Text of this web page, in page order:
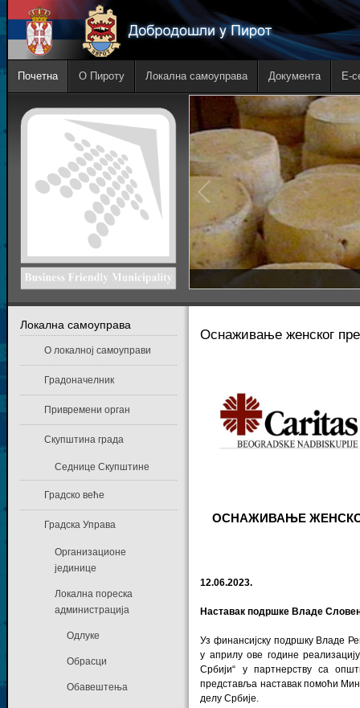
Почетна О Пироту Локална самоуправа Документа E-
Оснаживање женског
ОСНАЖИВАЊЕ
12.06.2023.
Наставак подршке Владе
Уз финансијску подршку Владе
у априлу ове године
Србији“ у партнерству са
представља наставак помоћи
делу Србије.
Локална самоуправа
О локалној самоуправи
Градоначелник
Привремени орган
Скупштина града
Седнице Скупштине
Градско веће
Градска Управа
Организационе
јединице
Локална пореска
администрација
Одлуке
Обрасци
Обавештења